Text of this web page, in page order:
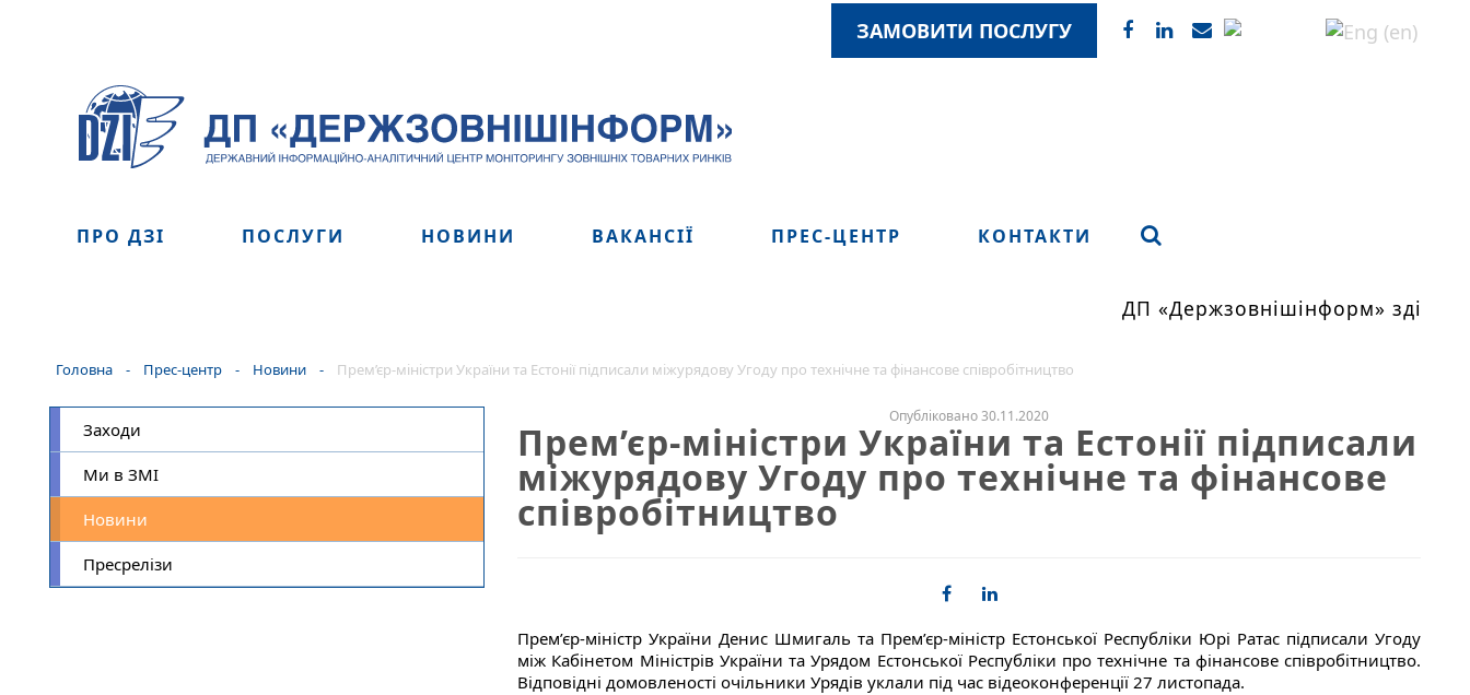
ЗАМОВИТИ ПОСЛУГУ
ПРО ДЗІ ПОСЛУГИ НОВИНИ ВАКАНСІЇ ПРЕС-ЦЕНТР КОНТАКТИ
ДП «Держзовнішінформ»
Головна - Прес-центр - Новини - Прем’єр-міністри України та Естонії підписали міжурядову Угоду про технічне та фінансове співробітництво
Заходи
Ми в ЗМІ
Новини
Пресрелізи
Опубліковано 30.11.2020
Прем’єр-міністри України та Естонії підписали
міжурядову Угоду про технічне та фінансове
співробітництво
Прем’єр-міністр України Денис Шмигаль та Прем’єр-міністр Естонської Республіки Юрі Ратас підписали Угоду
між Кабінетом Міністрів України та Урядом Естонської Республіки про технічне та фінансове співробітництво.
Відповідні домовленості очільники Урядів уклали під час відеоконференції 27 листопада.